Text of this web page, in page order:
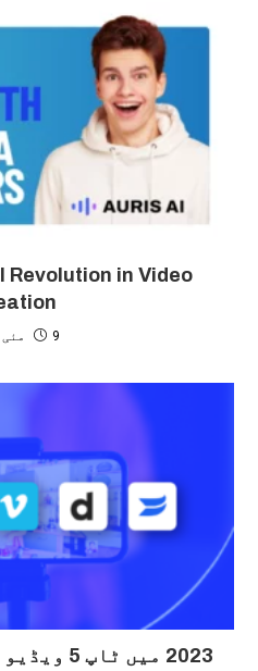
Revolution in Video
9 مئی 2025
2023 میں